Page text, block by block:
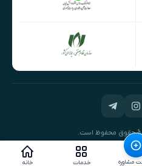
مشاوره خدمات خانه
حقوق محفوظ است.
نیک‌داده‌پرداز